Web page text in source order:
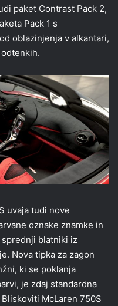
paket Contrast Pack 2,
Pack 1 s
oblazinjenja v alkantari,
uvaja tudi nove
oznake znamke in
blatniki iz
Nova tipka za zagon
ki se poklanja
je zdaj standardna
McLaren 750S